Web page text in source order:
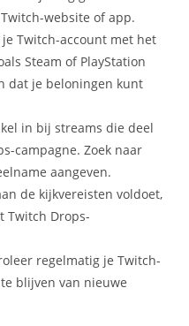
website of app.
Twitch-account met het
Steam of PlayStation
dat je beloningen kunt
in bij streams die deel
campagne. Zoek naar
aangeven.
de kijkvereisten voldoet,
Twitch Drops-
regelmatig je Twitch-
blijven van nieuwe